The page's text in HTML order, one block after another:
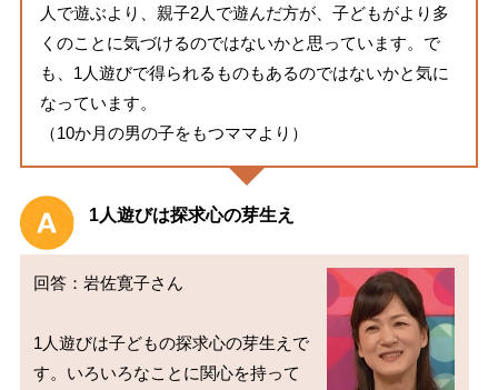
人で遊ぶより、親子2人で遊んだ方が、子どもがより多
くのことに気づけるのではないかと思っています。で
も、1人遊びで得られるものもあるのではないかと気に
なっています。
（10か月の男の子をもつママより）
1人遊びは探求心の芽生え
回答：岩佐寛子さん
1人遊びは子どもの探求心の芽生えで
す。いろいろなことに関心を持って